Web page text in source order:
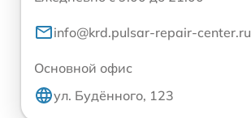
info@krd.pulsar-repair-center.ru
Основной офис
ул. Будённого, 123